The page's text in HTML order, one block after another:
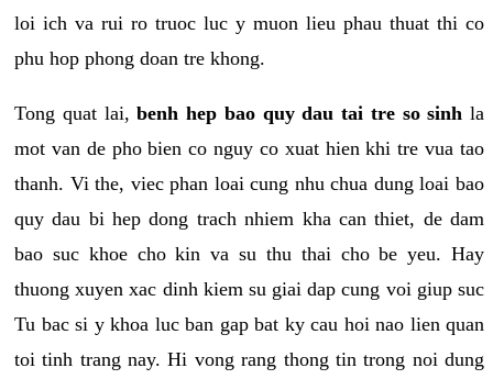
loi ich va rui ro truoc luc y muon lieu phau thuat thi co
phu hop phong doan tre khong.
Tong quat lai,benh hep bao quy dau tai tre so sinh la
mot van de pho bien co nguy co xuat hien khi tre vua tao
thanh. Vi the, viec phan loai cung nhu chua dung loai bao
quy dau bi hep dong trach nhiem kha can thiet, de dam
bao suc khoe cho kin va su thu thai cho be yeu. Hay
thuong xuyen xac dinh kiem su giai dap cung voi giup suc
Tu bac si y khoa luc ban gap bat ky cau hoi nao lien quan
toi tinh trang nay. Hi vong rang thong tin trong noi dung